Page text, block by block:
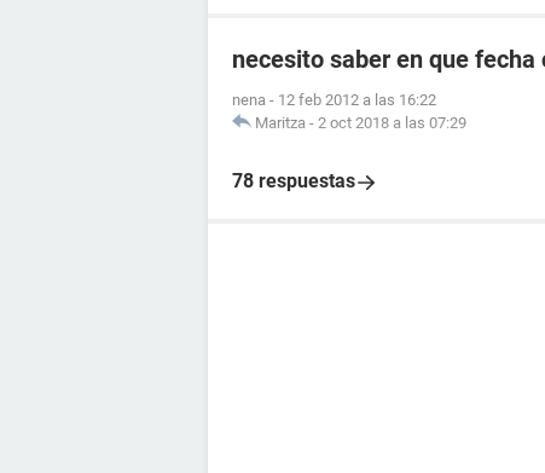
necesito saber en que fecha
nena - 12 feb 2012 a las 16:22
Maritza - 2 oct 2018 a las 07:29
78 respuestas